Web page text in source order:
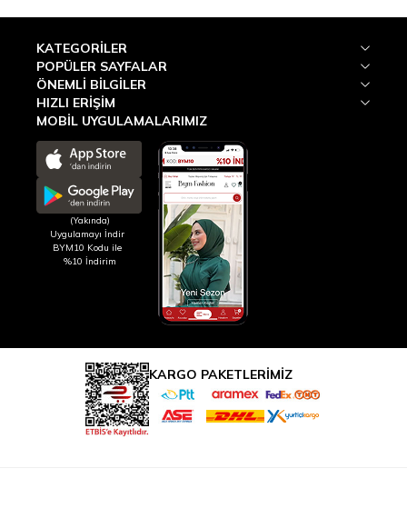
KATEGORILER
POPÜLER SAYFALAR
ÖNEMLI BILGILER
HIZLI ERIŞIM
MOBİL UYGULAMALARIMIZ
(Yakında)
Uygulamayı İndir
BYM10 Kodu ile
%10 İndirim
KARGO PAKETLERİMİZ